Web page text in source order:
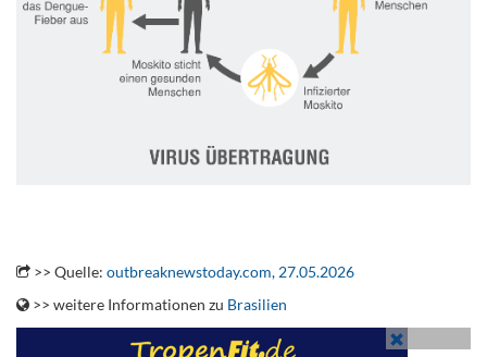
>> Quelle: outbreaknewstoday.com, 27.05.2026
>> weitere Informationen zu Brasilien